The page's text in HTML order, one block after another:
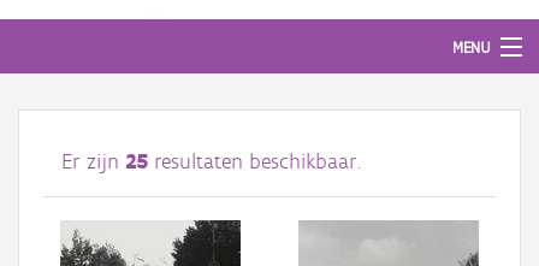
MENU
Afbeeldingen
#BeeldIndeKijker
Hergebruik
Er zijn 25 resultaten beschikbaar.